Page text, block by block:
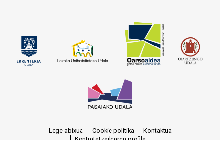
Lege abixua Cookie politika
Kontaktua
Kontratatzailearen profila